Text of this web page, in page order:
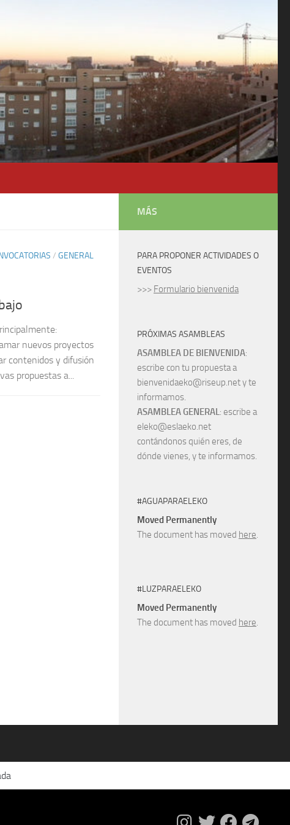
/ GENERAL
nuevos proyectos
contenidos y difusión
propuestas a...
MÁS
PARA PROPONER ACTIVIDADES O
EVENTOS
>>> Formulario bienvenida
PRÓXIMAS ASAMBLEAS
ASAMBLEA DE BIENVENIDA:
escribe con tu propuesta a
bienvenidaeko@riseup.net y te
informamos.
ASAMBLEA GENERAL: escribe a
eleko@eslaeko.net
contándonos quién eres, de
dónde vienes, y te informamos.
#AGUAPARAELEKO
Moved Permanently
The document has moved here.
#LUZPARAELEKO
Moved Permanently
The document has moved here.